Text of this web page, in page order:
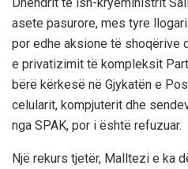
Dhëndrit të ish-kryeministrit
asete pasurore, mes tyre
por edhe aksione të shoqërive
e privatizimit të kompleksit
bërë kërkesë në Gjykatën e
celularit, kompjuterit dhe
nga SPAK, por i është refuzuar.
Një rekurs tjetër, Malltezi e ka